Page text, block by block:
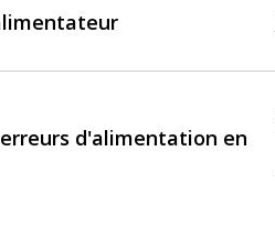
d'alimentation en